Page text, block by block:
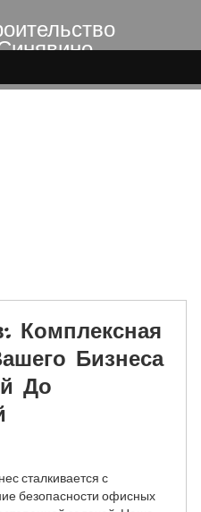
Назия
Комплексная
Бизнеса
До
сталкивается с
безопасности офисных